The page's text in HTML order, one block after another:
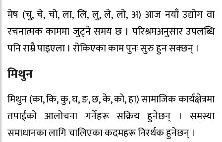
मेष (चु, चे, चो, ला, लि, लु, ले, लो, अ) आज नयाँ उद्योग वा
रचनात्मक काममा जुट्ने समय छ । परिश्रमअनुसार उपलब्धि
पनि राम्रै पाइएला । रोकिएका काम पुनः सुरु हुन सक्छन् ।
मिथुन
मिथुन (का, कि, कु, घ, ङ, छ, के, को, हा) सामाजिक कार्यक्षेत्रमा
तपाईंको आलोचना गर्नेहरू सक्रिय हुनेछन् । समस्या
समाधानका लागि चालिएका कदमहरू निरर्थक हुनेछन् ।